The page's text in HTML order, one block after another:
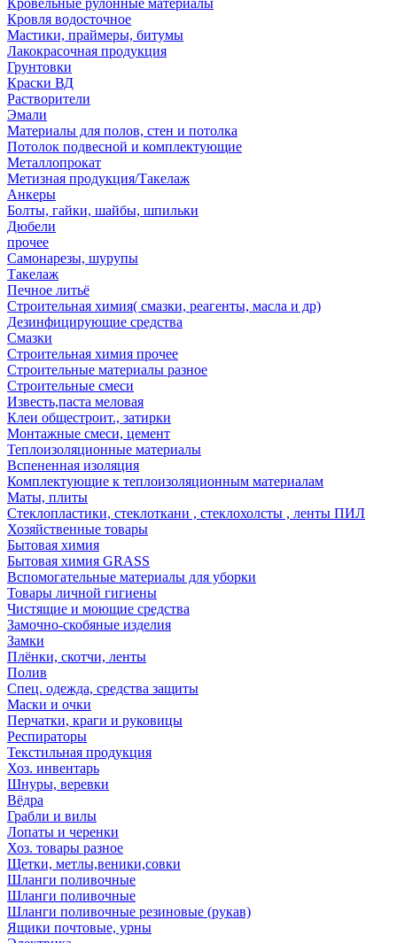
Кровельные рулонные материалы
Кровля водосточное
Мастики, праймеры, битумы
Лакокрасочная продукция
Грунтовки
Краски ВД
Растворители
Эмали
Материалы для полов, стен и потолка
Потолок подвесной и комплектующие
Металлопрокат
Метизная продукция/Такелаж
Анкеры
Болты, гайки, шайбы, шпильки
Дюбели
прочее
Самонарезы, шурупы
Такелаж
Печное литьё
Строительная химия( смазки, реагенты, масла и др)
Дезинфицирующие средства
Смазки
Строительная химия прочее
Строительные материалы разное
Строительные смеси
Известь,паста меловая
Клеи общестроит., затирки
Монтажные смеси, цемент
Теплоизоляционные материалы
Вспененная изоляция
Комплектующие к теплоизоляционным материалам
Маты, плиты
Стеклопластики, стеклоткани , стеклохолсты , ленты ПИЛ
Хозяйственные товары
Бытовая химия
Бытовая химия GRASS
Вспомогательные материалы для уборки
Товары личной гигиены
Чистящие и моющие средства
Замочно-скобяные изделия
Замки
Плёнки, скотчи, ленты
Полив
Спец. одежда, средства защиты
Маски и очки
Перчатки, краги и руковицы
Респираторы
Текстильная продукция
Хоз. инвентарь
Шнуры, веревки
Вёдра
Грабли и вилы
Лопаты и черенки
Хоз. товары разное
Щетки, метлы,веники,совки
Шланги поливочные
Шланги поливочные
Шланги поливочные резиновые (рукав)
Ящики почтовые, урны